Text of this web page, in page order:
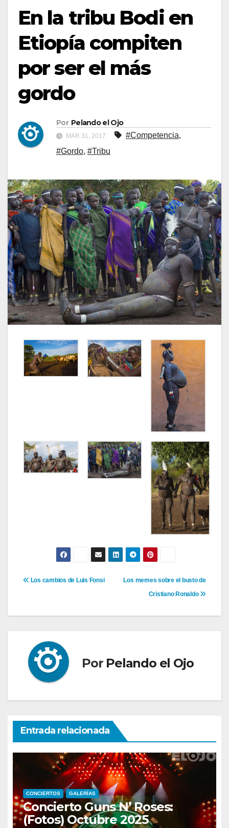
En la tribu Bodi en
Etiopía compiten
por ser el más
gordo
Por Pelando el Ojo
MAR 31, 2017 #Competencia,
#Gordo, #Tribu
Navegación
Los memes sobre el busto de
Cristiano Ronaldo
Los cambios de Luis Fonsi
Por Pelando el Ojo
Entrada relacionada
CONCIERTOS GALERÍAS
Concierto Guns N’ Roses:
(Fotos) Octubre 2025